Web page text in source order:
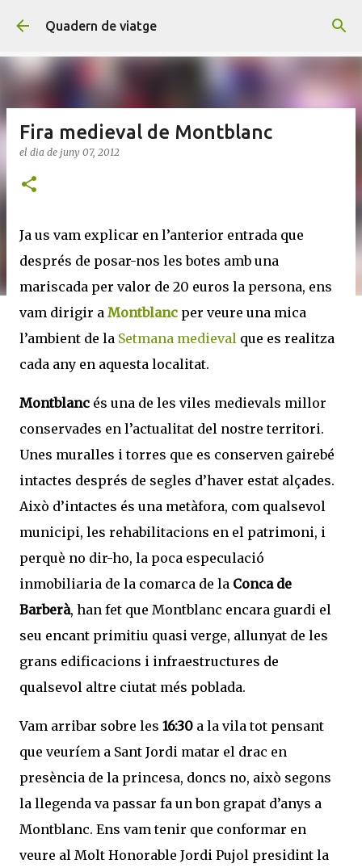
Salta al contingut principal
Quadern de viatge
Fira medieval de Montblanc
el dia de juny 07, 2012
Ja us vam explicar en l’anterior entrada que
després de posar-nos les botes amb una
mariscada per valor de 20 euros la persona, ens
vam dirigir a Montblanc per veure una mica
l’ambient de la Setmana medieval que es realitza
cada any en aquesta localitat.
Montblanc és una de les viles medievals millor
conservades en l’actualitat del nostre territori.
Unes muralles i torres que es conserven gairebé
intactes després de segles d’haver estat alçades.
Això d’intactes és una metàfora, com qualsevol
municipi, les rehabilitacions en el patrimoni, i
perquè no dir-ho, la poca especulació
inmobiliaria de la comarca de la Conca de
Barberà, han fet que Montblanc encara guardi el
seu encant primitiu quasi verge, allunyat de les
grans edificacions i infraestructures de
qualsevol altre ciutat més poblada.
Vam arribar sobre les 16:30 a la vila tot pensant
que veuríem a Sant Jordi matar el drac en
presència de la princesa, doncs no, això segons
la llegenda va passar fa un bon grapat d’anys a
Montblanc. Ens vam tenir que conformar en
veure al Molt Honorable Jordi Pujol presidint la